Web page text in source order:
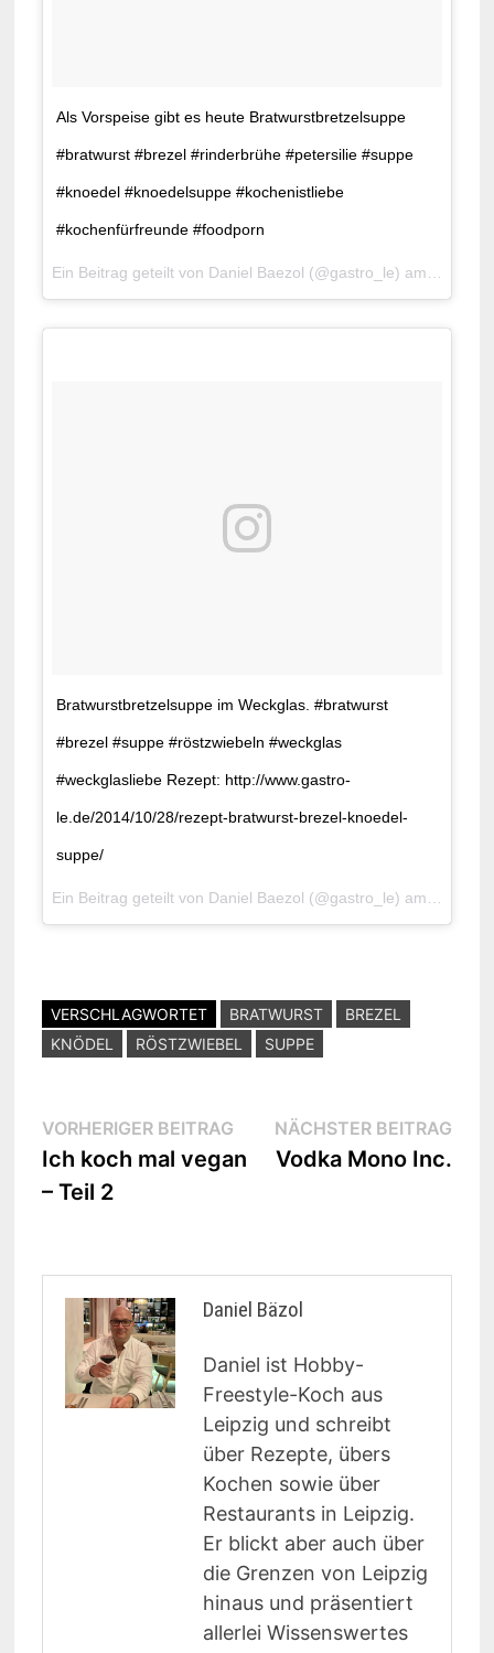
Als Vorspeise gibt es heute Bratwurstbretzelsuppe
#bratwurst #brezel #rinderbrühe #petersilie #suppe
#knoedel #knoedelsuppe #kochenistliebe
#kochenfürfreunde #foodporn
Bratwurstbretzelsuppe im Weckglas. #bratwurst
#brezel #suppe #röstzwiebeln #weckglas
#weckglasliebe Rezept: http://www.gastro-
le.de/2014/10/28/rezept-bratwurst-brezel-knoedel-
suppe/
VERSCHLAGWORTET BRATWURST
BREZEL
KNÖDEL
RÖSTZWIEBEL SUPPE
Beitragsnavigation
VORHERIGER BEITRAGVorheriger
Beitrag:
Ich koch mal vegan
– Teil 2
NÄCHSTER BEITRAG
Vodka Mono Inc.
Daniel Bäzol
Daniel ist Hobby-
Freestyle-Koch aus
Leipzig und schreibt
über Rezepte, übers
Kochen sowie über
Restaurants in Leipzig.
Er blickt aber auch über
die Grenzen von Leipzig
hinaus und präsentiert
allerlei Wissenswertes